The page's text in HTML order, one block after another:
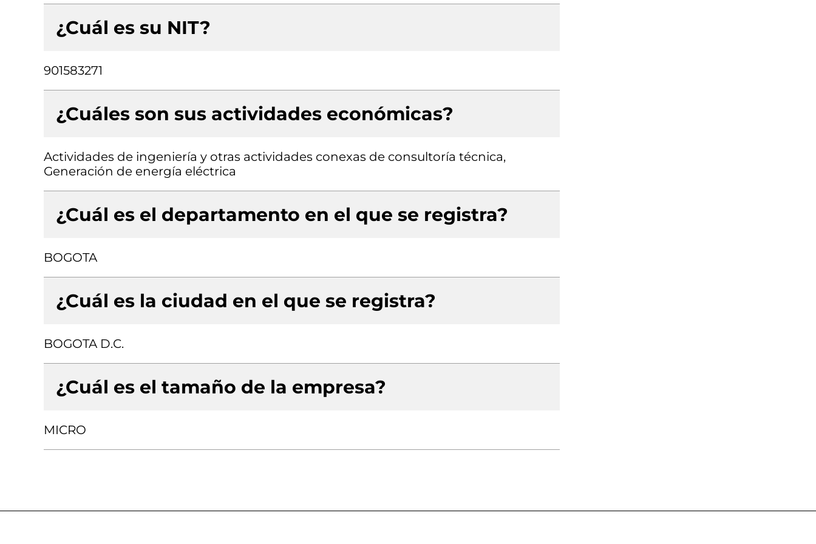
¿Cuál es su NIT?
901583271
¿Cuáles son sus actividades económicas?
Actividades de ingeniería y otras actividades conexas de consultoría técnica,
Generación de energía eléctrica
¿Cuál es el departamento en el que se registra?
BOGOTA
¿Cuál es la ciudad en el que se registra?
BOGOTA D.C.
¿Cuál es el tamaño de la empresa?
MICRO